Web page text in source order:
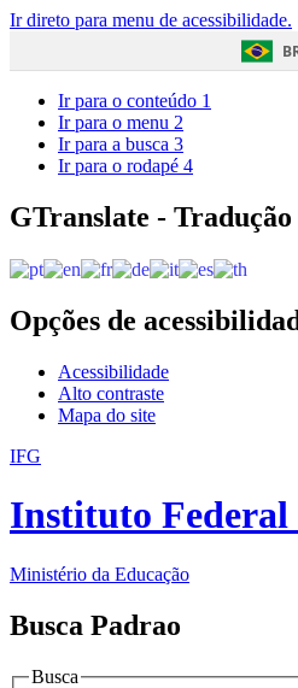
Ir direto para menu de acessibilidade.
Ir para o conteúdo 1
Ir para o menu 2
Ir para a busca 3
Ir para o rodapé 4
GTranslate - Tradução
Opções de
Acessibilidade
Alto contraste
Mapa do site
IFG
Instituto Federal
Ministério da Educação
Busca Padrao
Busca